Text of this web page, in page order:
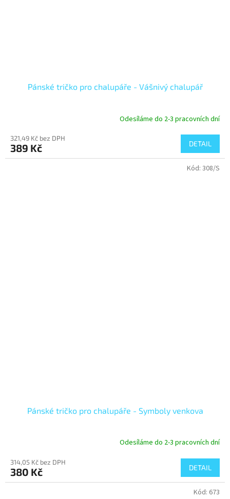
Pánské tričko pro chalupáře - Vášnivý chalupář
Odesíláme do 2-3 pracovních dní
321,49 Kč bez DPH
389 Kč DETAIL
Pánské tričko pro chalupáře - Symboly venkova
Odesíláme do 2-3 pracovních dní
314,05 Kč bez DPH
380 Kč DETAIL
Kód: 308/S
Kód: 673